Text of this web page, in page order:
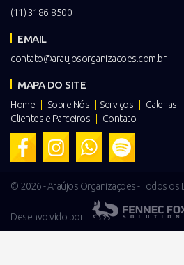
(11) 3186-8500
EMAIL
contato@araujosorganizacoes.com.br
MAPA DO SITE
Home Sobre Nós Serviços
Galerias
Clientes e Parceiros
Contato
© 2026 - Araújos Organizações - Todos os
Desenvolvido por: